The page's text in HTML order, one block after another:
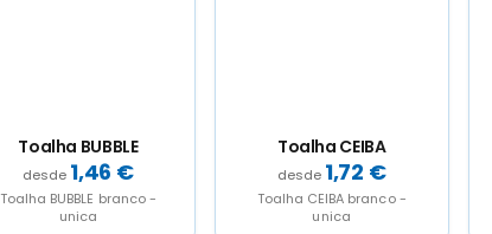
Toalha BUBBLE
1,46 €
Toalha BUBBLE branco -
unica
Toalha CEIBA
1,72 €
Toalha CEIBA branco -
unica